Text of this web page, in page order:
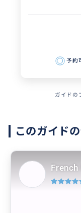
予約
ガイドの
このガイド
French